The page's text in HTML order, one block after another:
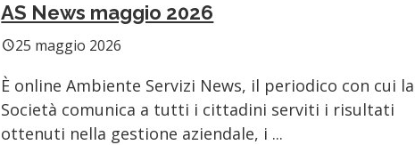
AS News maggio 2026
schedule25 maggio 2026
È online Ambiente Servizi News, il periodico con cui la
Società comunica a tutti i cittadini serviti i risultati
ottenuti nella gestione aziendale, i ...